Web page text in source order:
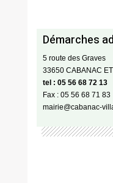
Démarches
5 route des Graves
33650 CABANAC
tel : 05 56 68 72 13
Fax : 05 56 68 71 83
mairie@cabanac-